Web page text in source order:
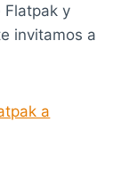
Flatpak y
invitamos a
a